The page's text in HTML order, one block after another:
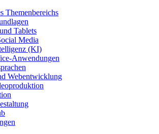
Themenbereichs
Tablets
Media
(KI)
Anwendungen
Webentwicklung